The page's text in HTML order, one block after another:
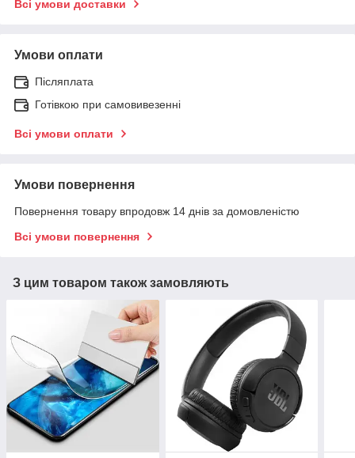
Всі умови доставки
Умови оплати
Післяплата
Готівкою при самовивезенні
Всі умови оплати
Умови повернення
Повернення товару впродовж 14 днів за домовленістю
Всі умови повернення
З цим товаром також замовляють